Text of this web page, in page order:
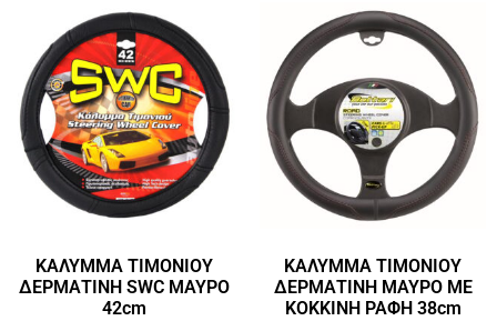
ΚΑΛΥΜΜΑ ΤΙΜΟΝΙΟΥ
ΔΕΡΜΑΤΙΝΗ SWC ΜΑΥΡΟ
42cm
ΚΑΛΥΜΜΑ ΤΙΜΟΝΙΟΥ
ΔΕΡΜΑΤΙΝΗ ΜΑΥΡΟ ΜΕ
ΚΟΚΚΙΝΗ ΡΑΦΗ 38cm